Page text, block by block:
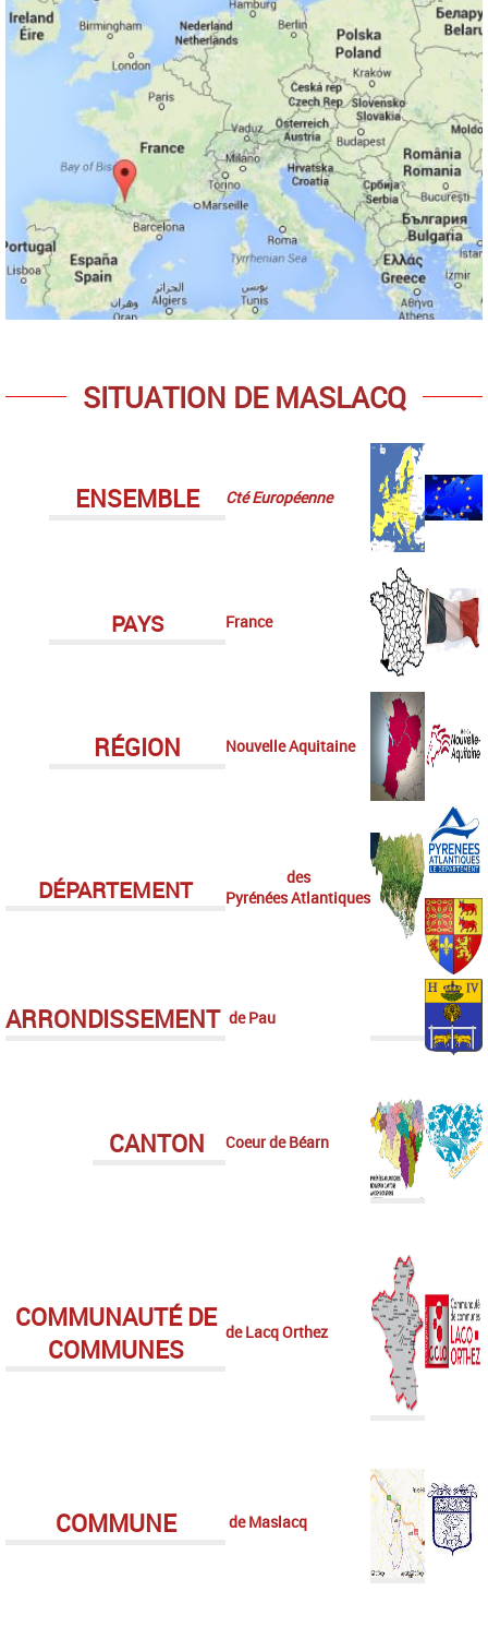
SITUATION DE MASLACQ
ENSEMBLE Cté Européenne
PAYS France
RÉGION Nouvelle Aquitaine
DÉPARTEMENT
des
Pyrénées Atlantiques
ARRONDISSEMENT de Pau
CANTON Coeur de Béarn
COMMUNAUTÉ DE
COMMUNES
de Lacq Orthez
COMMUNE de Maslacq